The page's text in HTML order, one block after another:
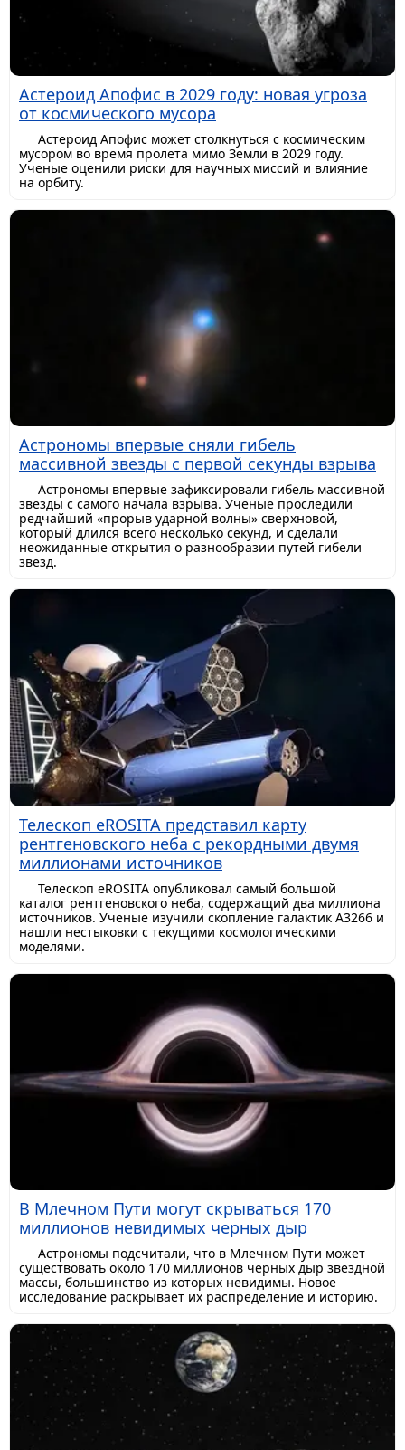
Астероид Апофис в 2029 году: новая угроза
от космического мусора
Астероид Апофис может столкнуться с космическим
мусором во время пролета мимо Земли в 2029 году.
Ученые оценили риски для научных миссий и влияние
на орбиту.
Астрономы впервые сняли гибель
массивной звезды с первой секунды взрыва
Астрономы впервые зафиксировали гибель массивной
звезды с самого начала взрыва. Ученые проследили
редчайший «прорыв ударной волны» сверхновой,
который длился всего несколько секунд, и сделали
неожиданные открытия о разнообразии путей гибели
звезд.
Телескоп eROSITA представил карту
рентгеновского неба с рекордными двумя
миллионами источников
Телескоп eROSITA опубликовал самый большой
каталог рентгеновского неба, содержащий два миллиона
источников. Ученые изучили скопление галактик A3266 и
нашли нестыковки с текущими космологическими
моделями.
В Млечном Пути могут скрываться 170
миллионов невидимых черных дыр
Астрономы подсчитали, что в Млечном Пути может
существовать около 170 миллионов черных дыр звездной
массы, большинство из которых невидимы. Новое
исследование раскрывает их распределение и историю.